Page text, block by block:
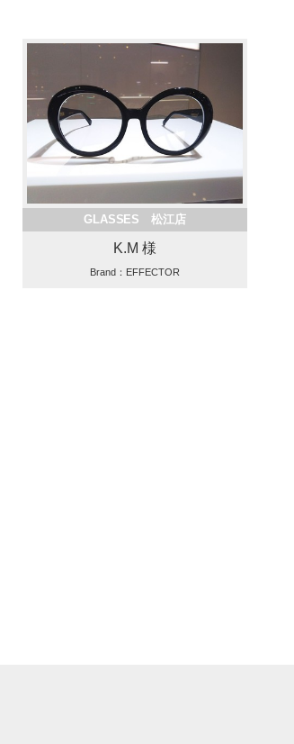
GLASSES 松江店
K.M 様
Brand：EFFECTOR